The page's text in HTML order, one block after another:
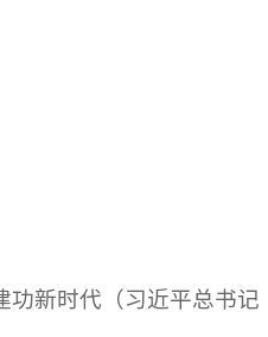
功新时代（习近平总书记